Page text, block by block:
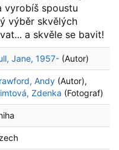
vyrobíš spoustu
výběr skvělých
a skvěle se bavit!
Jane, 1957- (Autor)
Andy (Autor),
Zdenka (Fotograf)